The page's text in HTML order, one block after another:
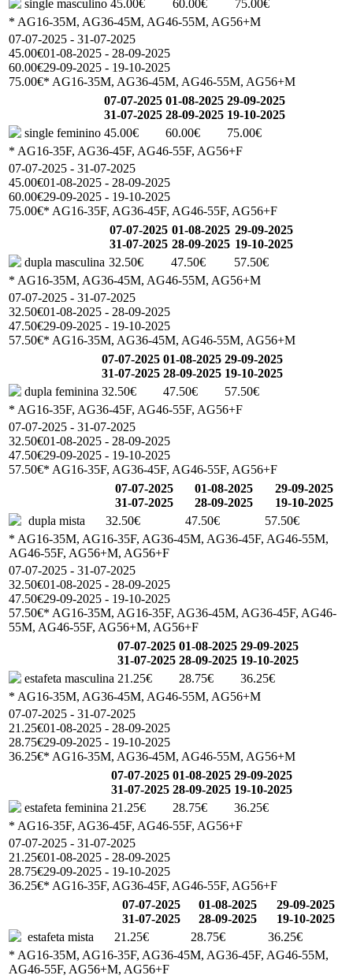
single masculino 45.00€ 60.00€
75.00€
* AG16-35M, AG36-45M, AG46-55M, AG56+M
07-07-2025 - 31-07-2025
45.00€01-08-2025 - 28-09-2025
60.00€29-09-2025 - 19-10-2025
75.00€* AG16-35M, AG36-45M, AG46-55M, AG56+M
07-07-2025
31-07-2025
01-08-2025
28-09-2025
29-09-2025
19-10-2025
single feminino 45.00€ 60.00€
75.00€
* AG16-35F, AG36-45F, AG46-55F, AG56+F
07-07-2025 - 31-07-2025
45.00€01-08-2025 - 28-09-2025
60.00€29-09-2025 - 19-10-2025
75.00€* AG16-35F, AG36-45F, AG46-55F, AG56+F
07-07-2025
31-07-2025
01-08-2025
28-09-2025
29-09-2025
19-10-2025
dupla masculina 32.50€ 47.50€
57.50€
* AG16-35M, AG36-45M, AG46-55M, AG56+M
07-07-2025 - 31-07-2025
32.50€01-08-2025 - 28-09-2025
47.50€29-09-2025 - 19-10-2025
57.50€* AG16-35M, AG36-45M, AG46-55M, AG56+M
07-07-2025
31-07-2025
01-08-2025
28-09-2025
29-09-2025
19-10-2025
dupla feminina 32.50€ 47.50€
57.50€
* AG16-35F, AG36-45F, AG46-55F, AG56+F
07-07-2025 - 31-07-2025
32.50€01-08-2025 - 28-09-2025
47.50€29-09-2025 - 19-10-2025
57.50€* AG16-35F, AG36-45F, AG46-55F, AG56+F
07-07-2025
31-07-2025
01-08-2025
28-09-2025
29-09-2025
19-10-2025
dupla mista
32.50€ 47.50€
57.50€
* AG16-35M, AG16-35F, AG36-45M, AG36-45F, AG46-55M,
AG46-55F, AG56+M, AG56+F
07-07-2025 - 31-07-2025
32.50€01-08-2025 - 28-09-2025
47.50€29-09-2025 - 19-10-2025
57.50€* AG16-35M, AG16-35F, AG36-45M, AG36-45F, AG46-
55M, AG46-55F, AG56+M, AG56+F
07-07-2025
31-07-2025
01-08-2025
28-09-2025
29-09-2025
19-10-2025
estafeta masculina 21.25€ 28.75€
36.25€
* AG16-35M, AG36-45M, AG46-55M, AG56+M
07-07-2025 - 31-07-2025
21.25€01-08-2025 - 28-09-2025
28.75€29-09-2025 - 19-10-2025
36.25€* AG16-35M, AG36-45M, AG46-55M, AG56+M
07-07-2025
31-07-2025
01-08-2025
28-09-2025
29-09-2025
19-10-2025
estafeta feminina 21.25€ 28.75€
36.25€
* AG16-35F, AG36-45F, AG46-55F, AG56+F
07-07-2025 - 31-07-2025
21.25€01-08-2025 - 28-09-2025
28.75€29-09-2025 - 19-10-2025
36.25€* AG16-35F, AG36-45F, AG46-55F, AG56+F
07-07-2025
31-07-2025
01-08-2025
28-09-2025
29-09-2025
19-10-2025
estafeta mista
21.25€ 28.75€
36.25€
* AG16-35M, AG16-35F, AG36-45M, AG36-45F, AG46-55M,
AG46-55F, AG56+M, AG56+F